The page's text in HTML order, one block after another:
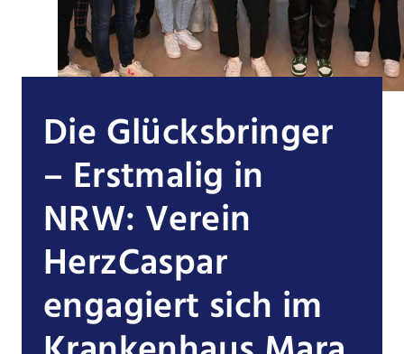
Die Glücksbringer
– Erstmalig in
NRW: Verein
HerzCaspar
engagiert sich im